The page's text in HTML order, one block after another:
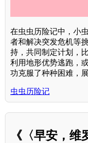
在虫虫历险记中，小
者和解决突发危机等
持，共同制定计划，
利用地形优势逃跑，
功克服了种种困难，
虫虫历险记
《〈早安，